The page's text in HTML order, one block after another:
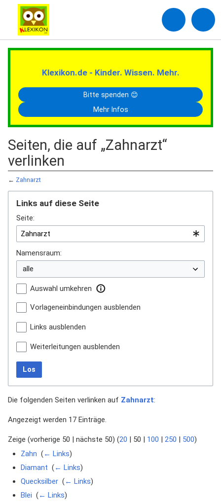
Klexikon.de - Kinder. Wissen. Mehr.
Bitte spenden 😊
Mehr Infos
Seiten, die auf „Zahnarzt“
verlinken
← Zahnarzt
Links auf diese Seite
Seite:
Namensraum:
Auswahl umkehren
Vorlageneinbindungen ausblenden
Links ausblenden
Weiterleitungen ausblenden
Los
Die folgenden Seiten verlinken auf Zahnarzt:
Angezeigt werden 17 Einträge.
Zeige (vorherige 50 nächste 50) (20 50 100 250 500)
Zahn (← Links)
Diamant (← Links)
Quecksilber‎ (← Links)
Blei (← Links)